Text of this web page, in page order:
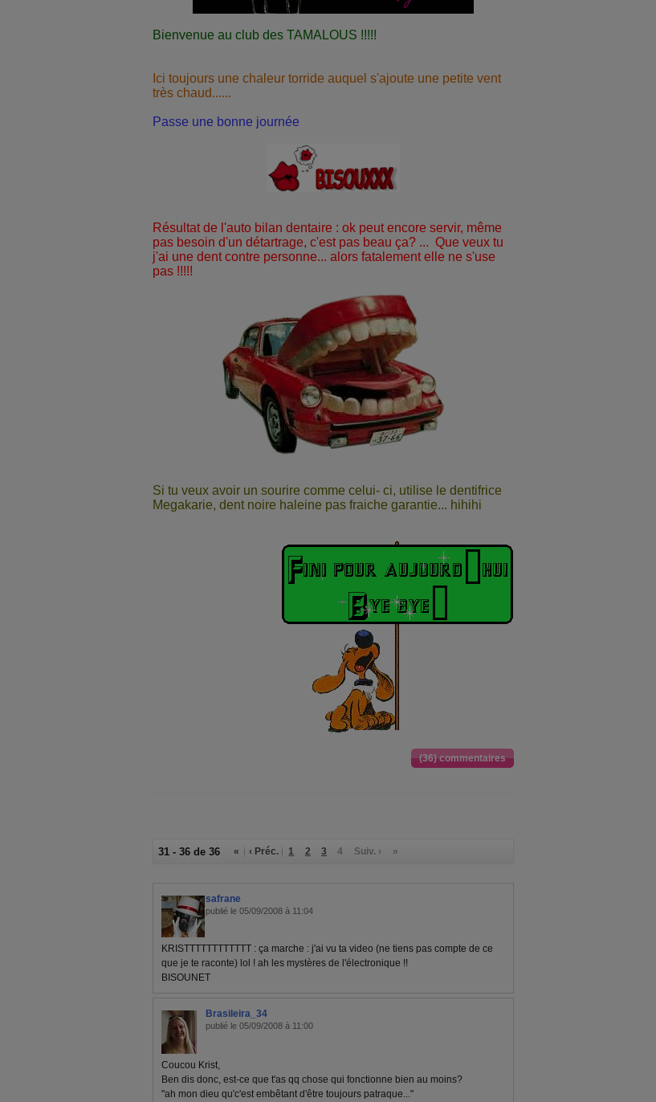
Bienvenue au club des TAMALOUS !!!!!
Ici toujours une chaleur torride auquel s'ajoute une petite vent
très chaud......
Passe une bonne journée
Résultat de l'auto bilan dentaire : ok peut encore servir, même
pas besoin d'un détartrage, c'est pas beau ça? ... Que veux tu
j'ai une dent contre personne... alors fatalement elle ne s'use
pas !!!!!
Si tu veux avoir un sourire comme celui- ci, utilise le dentifrice
Megakarie, dent noire haleine pas fraiche garantie... hihihi
(36) commentaires
31 - 36 de 36 « ‹ Préc. 1 2 3 4 Suiv. › »
safrane
publié le 05/09/2008 à 11:04
KRISTTTTTTTTTTTT : ça marche : j'ai vu ta video (ne tiens pas compte de ce
que je te raconte) lol ! ah les mystères de l'électronique !!
BISOUNET
Brasileira_34
publié le 05/09/2008 à 11:00
Coucou Krist,
Ben dis donc, est-ce que t'as qq chose qui fonctionne bien au moins?
"ah mon dieu qu'c'est embêtant d'être toujours patraque..."